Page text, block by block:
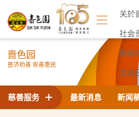
关於
社会
新闻
活动
联络
啬色园
普济劝善 崇善惠民
最新消息 新闻
慈善服务